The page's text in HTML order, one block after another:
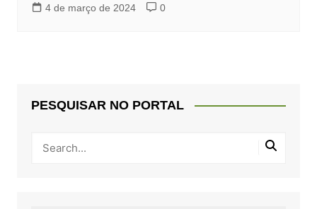
4 de março de 2024
0
PESQUISAR NO PORTAL